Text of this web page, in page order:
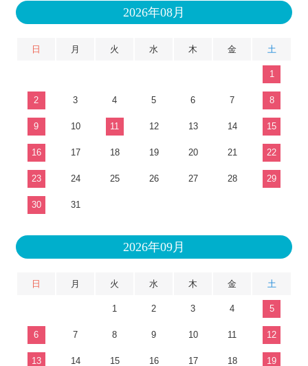
2026年08月
日 月 火 水 木 金 土
1
2 3 4 5 6 7 8
9 10 11 12 13 14 15
16 17 18 19 20 21 22
23 24 25 26 27 28 29
30 31
2026年09月
日 月 火 水 木 金 土
1 2 3 4 5
6 7 8 9 10 11 12
13 14 15 16 17 18 19